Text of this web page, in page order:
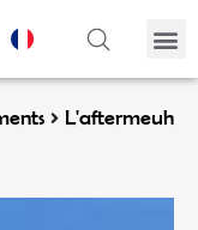
L'aftermeuh